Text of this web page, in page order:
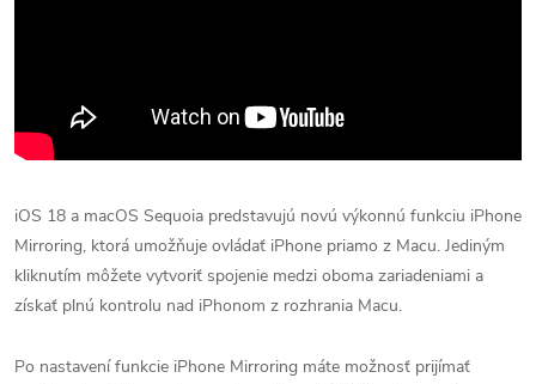
iOS 18 a macOS Sequoia predstavujú novú výkonnú funkciu iPhone
Mirroring, ktorá umožňuje ovládať iPhone priamo z Macu. Jediným
kliknutím môžete vytvoriť spojenie medzi oboma zariadeniami a
získať plnú kontrolu nad iPhonom z rozhrania Macu.
Po nastavení funkcie iPhone Mirroring máte možnosť prijímať